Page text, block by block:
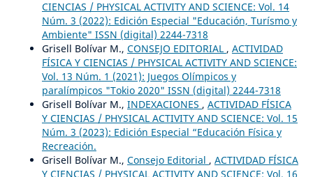
CIENCIAS / PHYSICAL ACTIVITY AND SCIENCE: Vol. 14
Núm. 3 (2022): Edición Especial "Educación, Turísmo y
Ambiente" ISSN (digital) 2244-7318
Grisell Bolívar M., CONSEJO EDITORIAL , ACTIVIDAD
FÍSICA Y CIENCIAS / PHYSICAL ACTIVITY AND SCIENCE:
Vol. 13 Núm. 1 (2021): Juegos Olímpicos y
paralímpicos "Tokio 2020" ISSN (digital) 2244-7318
Grisell Bolívar M., INDEXACIONES , ACTIVIDAD FÍSICA
Y CIENCIAS / PHYSICAL ACTIVITY AND SCIENCE: Vol. 15
Núm. 3 (2023): Edición Especial “Educación Física y
Recreación.
Grisell Bolívar M., Consejo Editorial , ACTIVIDAD FÍSICA
Y CIENCIAS / PHYSICAL ACTIVITY AND SCIENCE: Vol. 16